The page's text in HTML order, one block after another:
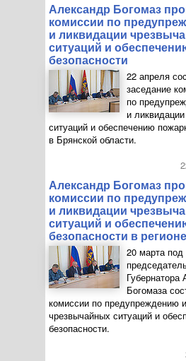
Александр Богомаз
комиссии по
и ликвидации
ситуаций и
безопасности
22 апреля
заседание
по
и
ситуаций и обеспечению
в Брянской области.
Александр Богомаз
комиссии по
и ликвидации
ситуаций и
безопасности в регионе
20 марта под
Губернатора
Богомаза
комиссии по предупреждению
чрезвычайных ситуаций и
безопасности.